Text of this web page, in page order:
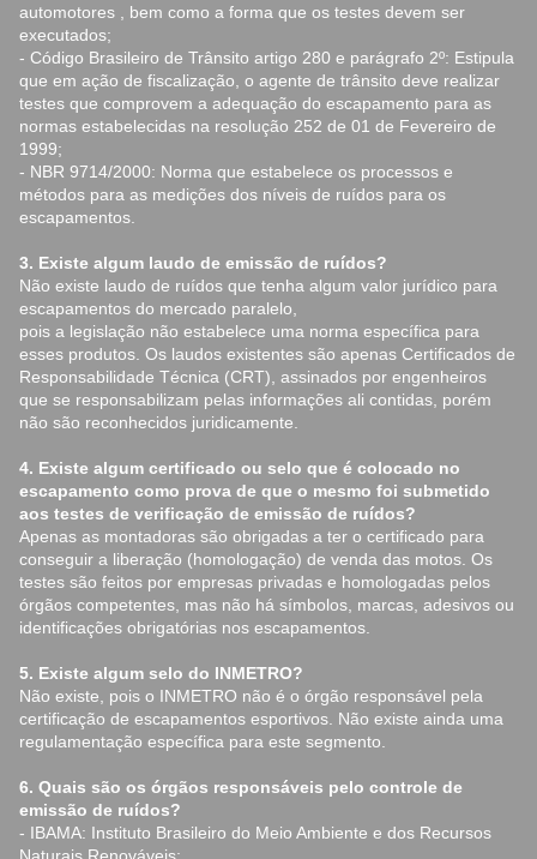
automotores , bem como a forma que os testes devem ser
executados;
- Código Brasileiro de Trânsito artigo 280 e parágrafo 2º: Estipula
que em ação de fiscalização, o agente de trânsito deve realizar
testes que comprovem a adequação do escapamento para as
normas estabelecidas na resolução 252 de 01 de Fevereiro de
1999;
- NBR 9714/2000: Norma que estabelece os processos e
métodos para as medições dos níveis de ruídos para os
escapamentos.
3. Existe algum laudo de emissão de ruídos?
Não existe laudo de ruídos que tenha algum valor jurídico para
escapamentos do mercado paralelo,
pois a legislação não estabelece uma norma específica para
esses produtos. Os laudos existentes são apenas Certificados de
Responsabilidade Técnica (CRT), assinados por engenheiros
que se responsabilizam pelas informações ali contidas, porém
não são reconhecidos juridicamente.
4. Existe algum certificado ou selo que é colocado no
escapamento como prova de que o mesmo foi submetido
aos testes de verificação de emissão de ruídos?
Apenas as montadoras são obrigadas a ter o certificado para
conseguir a liberação (homologação) de venda das motos. Os
testes são feitos por empresas privadas e homologadas pelos
órgãos competentes, mas não há símbolos, marcas, adesivos ou
identificações obrigatórias nos escapamentos.
5. Existe algum selo do INMETRO?
Não existe, pois o INMETRO não é o órgão responsável pela
certificação de escapamentos esportivos. Não existe ainda uma
regulamentação específica para este segmento.
6. Quais são os órgãos responsáveis pelo controle de
emissão de ruídos?
- IBAMA: Instituto Brasileiro do Meio Ambiente e dos Recursos